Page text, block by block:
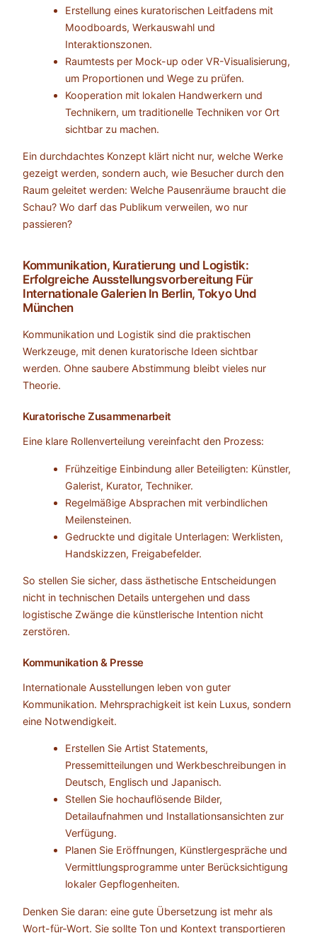
Erstellung eines kuratorischen Leitfadens mit
Moodboards, Werkauswahl und
Interaktionszonen.
Raumtests per Mock-up oder VR-Visualisierung,
um Proportionen und Wege zu prüfen.
Kooperation mit lokalen Handwerkern und
Technikern, um traditionelle Techniken vor Ort
sichtbar zu machen.
Ein durchdachtes Konzept klärt nicht nur, welche Werke
gezeigt werden, sondern auch, wie Besucher durch den
Raum geleitet werden: Welche Pausenräume braucht die
Schau? Wo darf das Publikum verweilen, wo nur
passieren?
Kommunikation, Kuratierung und Logistik:
Erfolgreiche Ausstellungsvorbereitung Für
Internationale Galerien In Berlin, Tokyo Und
München
Kommunikation und Logistik sind die praktischen
Werkzeuge, mit denen kuratorische Ideen sichtbar
werden. Ohne saubere Abstimmung bleibt vieles nur
Theorie.
Kuratorische Zusammenarbeit
Eine klare Rollenverteilung vereinfacht den Prozess:
Frühzeitige Einbindung aller Beteiligten: Künstler,
Galerist, Kurator, Techniker.
Regelmäßige Absprachen mit verbindlichen
Meilensteinen.
Gedruckte und digitale Unterlagen: Werklisten,
Handskizzen, Freigabefelder.
So stellen Sie sicher, dass ästhetische Entscheidungen
nicht in technischen Details untergehen und dass
logistische Zwänge die künstlerische Intention nicht
zerstören.
Kommunikation & Presse
Internationale Ausstellungen leben von guter
Kommunikation. Mehrsprachigkeit ist kein Luxus, sondern
eine Notwendigkeit.
Erstellen Sie Artist Statements,
Pressemitteilungen und Werkbeschreibungen in
Deutsch, Englisch und Japanisch.
Stellen Sie hochauflösende Bilder,
Detailaufnahmen und Installationsansichten zur
Verfügung.
Planen Sie Eröffnungen, Künstlergespräche und
Vermittlungsprogramme unter Berücksichtigung
lokaler Gepflogenheiten.
Denken Sie daran: eine gute Übersetzung ist mehr als
Wort-für-Wort. Sie sollte Ton und Kontext transportieren